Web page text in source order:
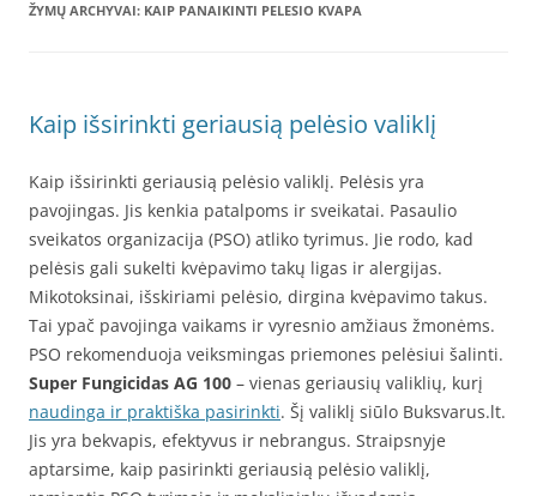
ŽYMŲ ARCHYVAI: KAIP PANAIKINTI PELESIO KVAPA
Kaip išsirinkti geriausią pelėsio valiklį
Kaip išsirinkti geriausią pelėsio valiklį. Pelėsis yra
pavojingas. Jis kenkia patalpoms ir sveikatai. Pasaulio
sveikatos organizacija (PSO) atliko tyrimus. Jie rodo, kad
pelėsis gali sukelti kvėpavimo takų ligas ir alergijas.
Mikotoksinai, išskiriami pelėsio, dirgina kvėpavimo takus.
Tai ypač pavojinga vaikams ir vyresnio amžiaus žmonėms.
PSO rekomenduoja veiksmingas priemones pelėsiui šalinti.
Super Fungicidas AG 100 – vienas geriausių valiklių, kurį
naudinga ir praktiška pasirinkti. Šį valiklį siūlo Buksvarus.lt.
Jis yra bekvapis, efektyvus ir nebrangus. Straipsnyje
aptarsime, kaip pasirinkti geriausią pelėsio valiklį,